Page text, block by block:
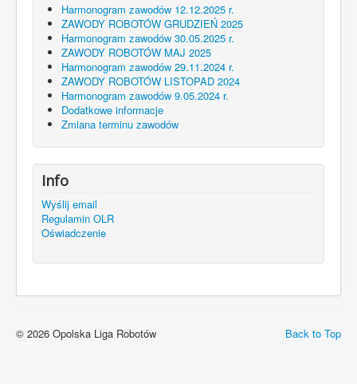
Harmonogram zawodów 12.12.2025 r.
ZAWODY ROBOTÓW GRUDZIEŃ 2025
Harmonogram zawodów 30.05.2025 r.
ZAWODY ROBOTÓW MAJ 2025
Harmonogram zawodów 29.11.2024 r.
ZAWODY ROBOTÓW LISTOPAD 2024
Harmonogram zawodów 9.05.2024 r.
Dodatkowe informacje
Zmiana terminu zawodów
Info
Wyślij email
Regulamin OLR
Oświadczenie
Back to Top
© 2026 Opolska Liga Robotów